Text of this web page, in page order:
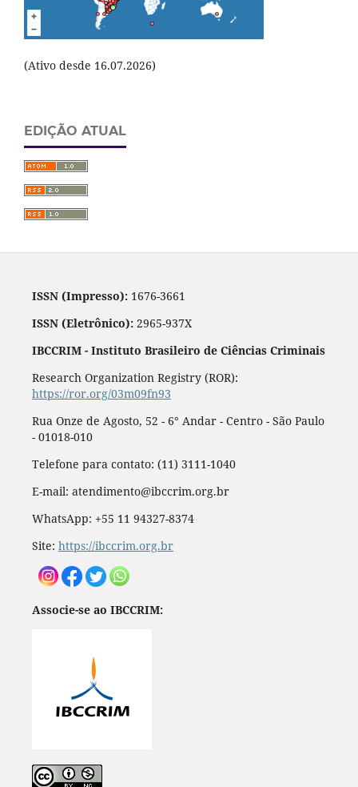
(Ativo desde 16.07.2026)
EDIÇÃO ATUAL
ISSN (Impresso):1676-3661
ISSN (Eletrônico):2965-937X
IBCCRIM - Instituto Brasileiro de Ciências Criminais
Research Organization Registry (ROR):
https://ror.org/03m09fn93
Rua Onze de Agosto, 52 - 6° Andar - Centro - São Paulo
- 01018-010
Telefone para contato: (11) 3111-1040
E-mail: atendimento@ibccrim.org.br
WhatsApp: +55 11 94327-8374
Site: https://ibccrim.org.br
Associe-se ao IBCCRIM: